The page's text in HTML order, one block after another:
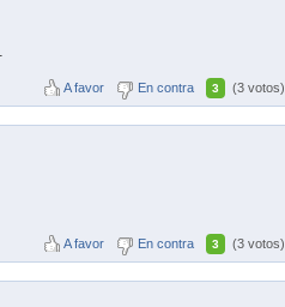
A favor En contra 3 (3 votos)
A favor En contra 3 (3 votos)